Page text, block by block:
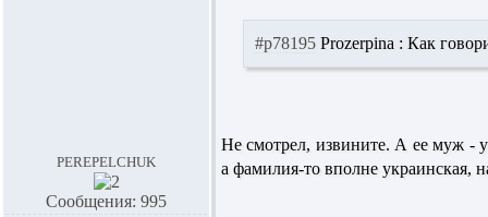
perepelchuk
Сообщения: 995
#p78195 Prozerpina : Как
Не смотрел, извините. А ее муж -
а фамилия-то вполне украинская,